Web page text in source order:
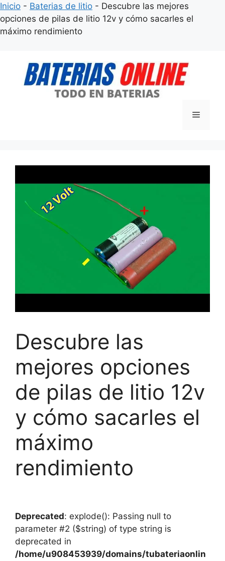
Inicio - Baterias de litio - Descubre las mejores
opciones de pilas de litio 12v y cómo sacarles el
máximo rendimiento
contenido
Menú
Descubre las
mejores opciones
de pilas de litio 12v
y cómo sacarles el
máximo
rendimiento
Deprecated: explode(): Passing null to
parameter #2 ($string) of type string is
deprecated in
/home/u908453939/domains/tubateriaonlin